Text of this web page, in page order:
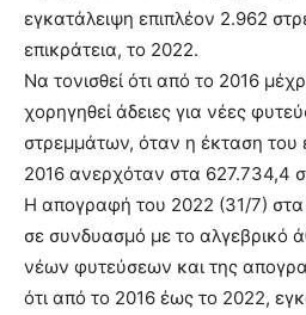
εγκατάλειψη επιπλέον 2.962
επικράτεια, το 2022.
Να τονισθεί ότι από το 2016
χορηγηθεί άδειες για νέες
στρεμμάτων, όταν η έκταση
2016 ανερχόταν στα 627.734,4
Η απογραφή του 2022 (31/7)
σε συνδυασμό με το αλγεβρικό
νέων φυτεύσεων και της
ότι από το 2016 έως το 2022,